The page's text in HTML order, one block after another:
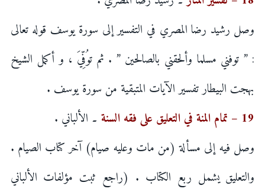
وصل رشيد رضا المصري في التفسير إلى سورة يوسف قوله تعالى
: ” توفني مسلما وألحقني بالصالحين ” . ثم توُفِّيَ ، و أكمل الشيخ
بهجت البيطار تفسير الآيات المتبقية من سورة يوسف .
19 – تمام المنة في التعليق على فقه السنة
۔ الألباني .
وصل فيه إلى مسألة (من مات وعليه صيام) آخر كتاب الصيام .
والتعليق يشمل ربع الكتاب . (راجع ثبت مؤلفات الألباني